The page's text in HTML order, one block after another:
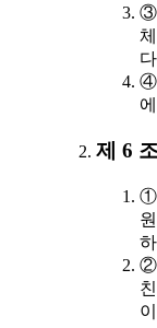
③
④
제 6
①
②